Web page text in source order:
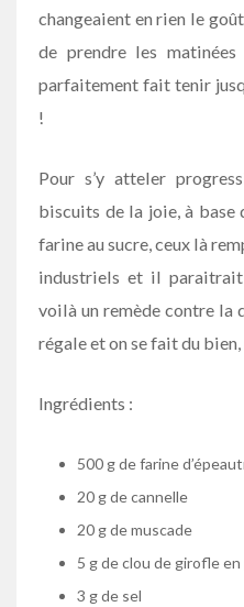
changeaient en rien le
de prendre les
parfaitement fait tenir
!
Pour s’y atteler
biscuits de la joie, à base
farine au sucre, ceux là
industriels et il paraitrait
voilà un remède contre la
régale et on se fait du bien,
Ingrédients :
500 g de farine
20 g de cannelle
20 g de muscade
5 g de clou de girofle
3 g de sel